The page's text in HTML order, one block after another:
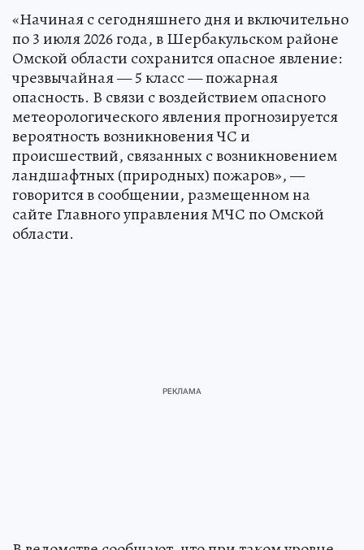
«Начиная с сегодняшнего дня и включительно
по 3 июля 2026 года, в Шербакульском районе
Омской области сохранится опасное явление:
чрезвычайная — 5 класс — пожарная
опасность. В связи с воздействием опасного
метеорологического явления прогнозируется
вероятность возникновения ЧС и
происшествий, связанных с возникновением
ландшафтных (природных) пожаров», —
говорится в сообщении, размещенном на
сайте Главного управления МЧС по Омской
области.